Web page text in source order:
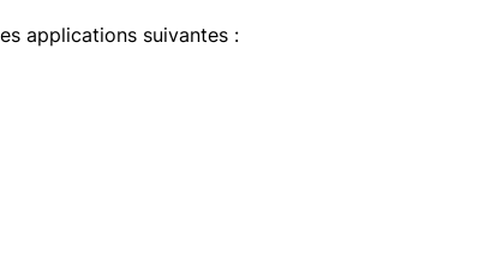
applications suivantes :